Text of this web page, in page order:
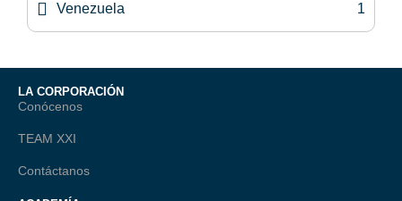
Venezuela 1
LA CORPORACIÓN
Conócenos
TEAM XXI
Contáctanos